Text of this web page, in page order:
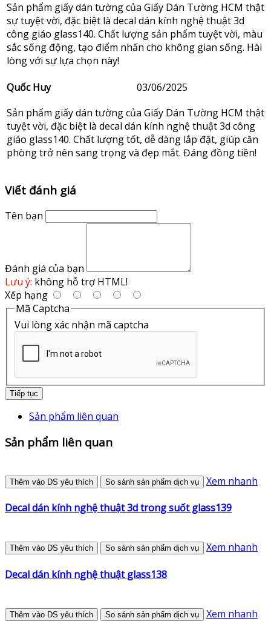
Sản phẩm giấy dán tường của Giấy Dán Tường HCM thật
sự tuyệt vời, đặc biệt là decal dán kính nghệ thuật 3d
công giáo glass140. Chất lượng sản phẩm tuyệt vời, màu
sắc sống động, tạo điểm nhấn cho không gian sống. Hài
lòng với sự lựa chọn này!
Quốc Huy
03/06/2025
Sản phẩm giấy dán tường của Giấy Dán Tường HCM thật
tuyệt vời, đặc biệt là decal dán kính nghệ thuật 3d công
giáo glass140. Chất lượng tốt, dễ dàng lắp đặt, giúp căn
phòng trở nên sang trọng và đẹp mắt. Đáng đồng tiền!
Viết đánh giá
Tên bạn
Đánh giá của bạn
Lưu ý: không hỗ trợ HTML!
Xếp hạng
Mã Captcha
Vui lòng xác nhận mã captcha
Tiếp tục
Sản phẩm liên quan
Sản phẩm liên quan
Thêm vào DS yêu thích So sánh sản phẩm dịch vụ Xem nhanh
Decal dán kính nghệ thuật 3d trong suốt glass139
Thêm vào DS yêu thích So sánh sản phẩm dịch vụ Xem nhanh
Decal dán kính nghệ thuật glass138
Thêm vào DS yêu thích So sánh sản phẩm dịch vụ Xem nhanh